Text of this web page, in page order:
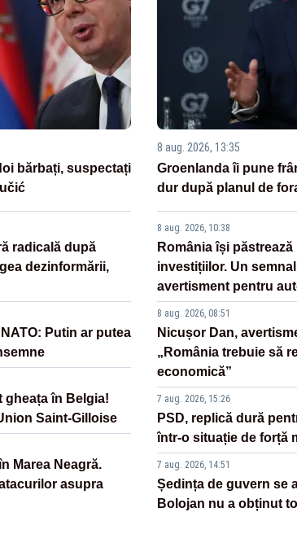
bărbați, suspectați
radicală după
dezinformării,
Putin ar putea
gheața în Belgia!
Saint-Gilloise
Marea Neagră.
asupra
8 aug. 2026, 13:35
Groenlanda îi pune
dur după planul de
8 aug. 2026, 10:38
România își
investițiilor. Un
avertisment pentru
8 aug. 2026, 08:51
Nicușor Dan,
„România trebuie să
economică”
7 aug. 2026, 15:26
PSD, replică dură
într-o situație de forță
7 aug. 2026, 14:51
Ședința de guvern se
Bolojan nu a obținut